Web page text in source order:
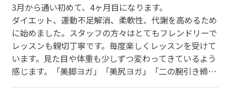
3月から通い初めて、4ヶ月目になります。
ダイエット、運動不足解消、柔軟性、代謝を高めるため
に始めました。スタッフの方々はとてもフレンドリーで
レッスンも親切丁寧です。毎度楽しくレッスンを受けて
います。見た目や体重も少しずつ変わってきているよう
感じます。「美脚ヨガ」「美尻ヨガ」「二の腕引き締め
ヨガ」など、気になっている所を集中的に鍛えられるレ